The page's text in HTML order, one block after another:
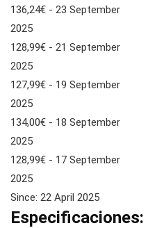
136,24€ - 23 September
2025
128,99€ - 21 September
2025
127,99€ - 19 September
2025
134,00€ - 18 September
2025
128,99€ - 17 September
2025
Since: 22 April 2025
Especificaciones: